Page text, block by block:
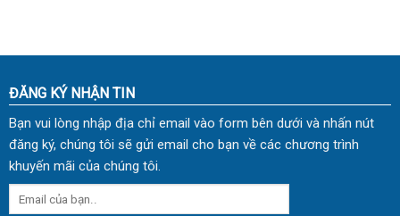
ĐĂNG KÝ NHẬN TIN
Bạn vui lòng nhập địa chỉ email vào form bên dưới và nhấn nút
đăng ký, chúng tôi sẽ gửi email cho bạn về các chương trình
khuyến mãi của chúng tôi.